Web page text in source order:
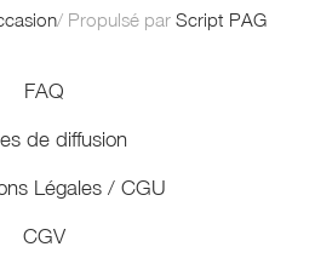
/ Propulsé par Script PAG
FAQ
de diffusion
Légales / CGU
CGV